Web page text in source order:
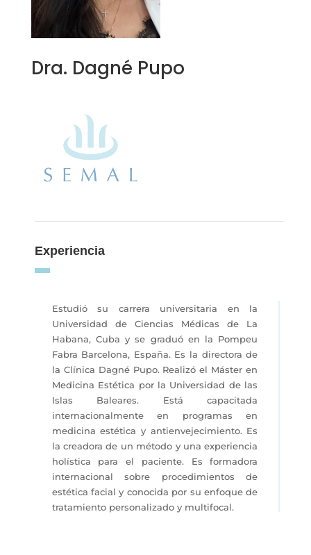
Dra. Dagné Pupo
Experiencia
Estudió su carrera universitaria en la
Universidad de Ciencias Médicas de La
Habana, Cuba y se graduó en la Pompeu
Fabra Barcelona, España. Es la directora de
la Clínica Dagné Pupo. Realizó el Máster en
Medicina Estética por la Universidad de las
Islas Baleares. Está capacitada
internacionalmente en programas en
medicina estética y antienvejecimiento. Es
la creadora de un método y una experiencia
holística para el paciente. Es formadora
internacional sobre procedimientos de
estética facial y conocida por su enfoque de
tratamiento personalizado y multifocal.